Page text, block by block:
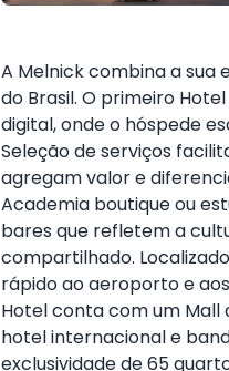
A Melnick combina a sua
do Brasil. O primeiro
digital, onde o hóspede
Seleção de serviços
agregam valor e
Academia boutique ou
bares que refletem a
compartilhado.
rápido ao aeroporto e
Hotel conta com um
hotel internacional e
exclusividade de 65